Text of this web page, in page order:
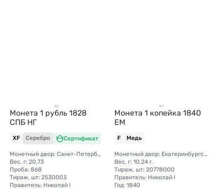
Монета 1 рубль 1828
СПБ НГ
XF Серебро Сертификат
Монетный двор: Санкт-Петербургский монетный двор
Вес, г: 20,73
Проба: 868
Тираж, шт: 2530003
Правитель: Николай I
Монета 1 копейка 1840
ЕМ
F Медь
Монетный двор: Екатеринбургский монетный двор
Вес, г: 10.24 г.
Тираж, шт: 20778000
Правитель: Николай I
Год: 1840